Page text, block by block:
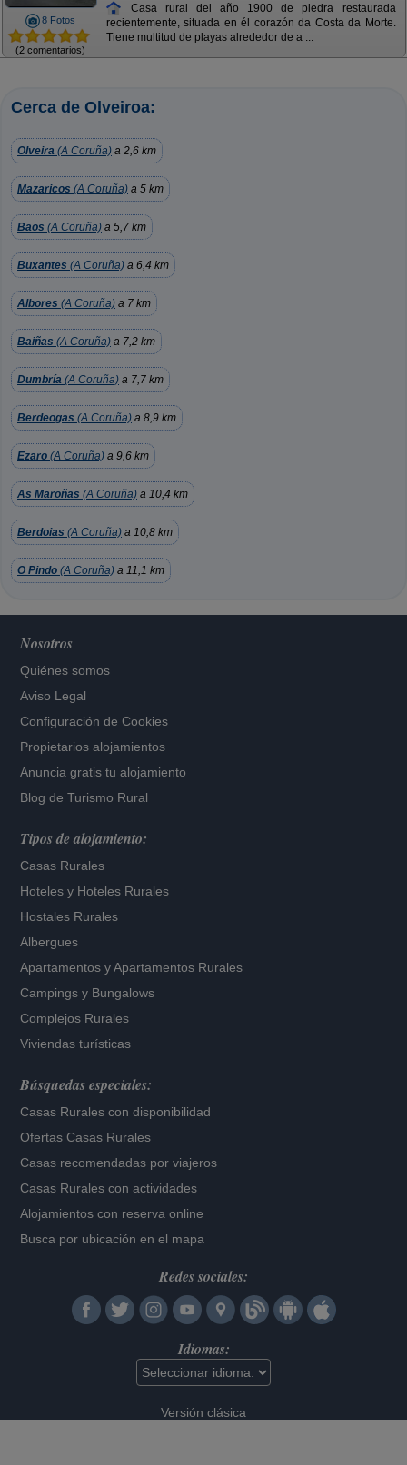
8 Fotos
(2 comentarios)
Casa rural del año 1900 de piedra restaurada
recientemente, situada en él corazón da Costa da Morte.
Tiene multitud de playas alrededor de a ...
Cerca de Olveiroa:
Olveira (A Coruña) a 2,6 km
Mazaricos (A Coruña) a 5 km
Baos (A Coruña) a 5,7 km
Buxantes (A Coruña) a 6,4 km
Albores (A Coruña) a 7 km
Baiñas (A Coruña) a 7,2 km
Dumbría (A Coruña) a 7,7 km
Berdeogas (A Coruña) a 8,9 km
Ezaro (A Coruña) a 9,6 km
As Maroñas (A Coruña) a 10,4 km
Berdoias (A Coruña) a 10,8 km
O Pindo (A Coruña) a 11,1 km
Nosotros
Quiénes somos
Aviso Legal
Configuración de Cookies
Propietarios alojamientos
Anuncia gratis tu alojamiento
Blog de Turismo Rural
Tipos de alojamiento:
Casas Rurales
Hoteles y Hoteles Rurales
Hostales Rurales
Albergues
Apartamentos yApartamentos Rurales
Campings y Bungalows
Complejos Rurales
Viviendas turísticas
Búsquedas especiales:
Casas Rurales con disponibilidad
Ofertas Casas Rurales
Casas recomendadas por viajeros
Casas Rurales con actividades
Alojamientos con reserva online
Busca por ubicación en el mapa
Redes sociales:
Idiomas:
Versión clásica